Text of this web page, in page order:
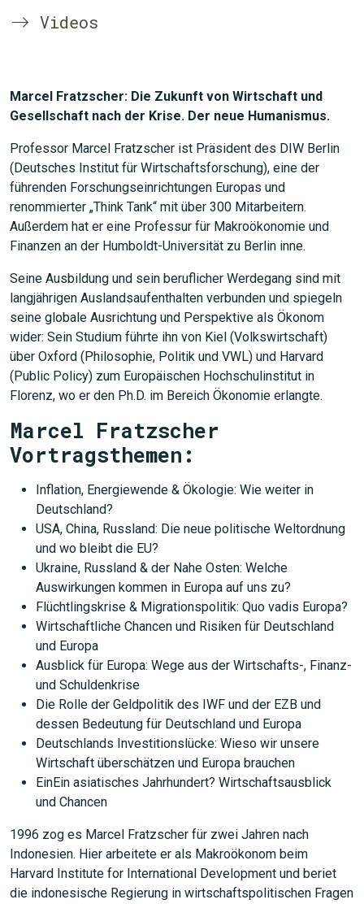
Videos
Marcel Fratzscher: Die Zukunft von Wirtschaft und
Gesellschaft nach der Krise. Der neue Humanismus.
Professor Marcel Fratzscher ist Präsident des DIW Berlin
(Deutsches Institut für Wirtschaftsforschung), eine der
führenden Forschungseinrichtungen Europas und
renommierter „Think Tank“ mit über 300 Mitarbeitern.
Außerdem hat er eine Professur für Makroökonomie und
Finanzen an der Humboldt-Universität zu Berlin inne.
Seine Ausbildung und sein beruflicher Werdegang sind mit
langjährigen Auslandsaufenthalten verbunden und spiegeln
seine globale Ausrichtung und Perspektive als Ökonom
wider: Sein Studium führte ihn von Kiel (Volkswirtschaft)
über Oxford (Philosophie, Politik und VWL) und Harvard
(Public Policy) zum Europäischen Hochschulinstitut in
Florenz, wo er den Ph.D. im Bereich Ökonomie erlangte.
Marcel Fratzscher
Vortragsthemen:
Inflation, Energiewende & Ökologie: Wie weiter in
Deutschland?
USA, China, Russland: Die neue politische Weltordnung
und wo bleibt die EU?
Ukraine, Russland & der Nahe Osten: Welche
Auswirkungen kommen in Europa auf uns zu?
Flüchtlingskrise & Migrationspolitik: Quo vadis Europa?
Wirtschaftliche Chancen und Risiken für Deutschland
und Europa
Ausblick für Europa: Wege aus der Wirtschafts-, Finanz-
und Schuldenkrise
Die Rolle der Geldpolitik des IWF und der EZB und
dessen Bedeutung für Deutschland und Europa
Deutschlands Investitionslücke: Wieso wir unsere
Wirtschaft überschätzen und Europa brauchen
EinEin asiatisches Jahrhundert? Wirtschaftsausblick
und Chancen
1996 zog es Marcel Fratzscher für zwei Jahren nach
Indonesien. Hier arbeitete er als Makroökonom beim
Harvard Institute for International Development und beriet
die indonesische Regierung in wirtschaftspolitischen Fragen